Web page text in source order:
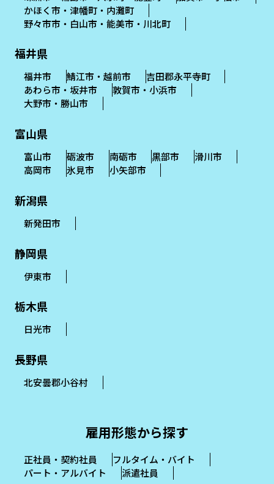
かほく市・津幡町・内灘町
野々市市・白山市・能美市・川北町
福井県
福井市 鯖江市・越前市
吉田郡永平寺町
あわら市・坂井市
敦賀市・小浜市
大野市・勝山市
富山県
富山市 砺波市 南砺市 黒部市
滑川市
高岡市
氷見市 小矢部市
新潟県
新発田市
静岡県
伊東市
栃木県
日光市
長野県
北安曇郡小谷村
雇用形態から探す
正社員・契約社員
フルタイム・バイト
パート・アルバイト
派遣社員